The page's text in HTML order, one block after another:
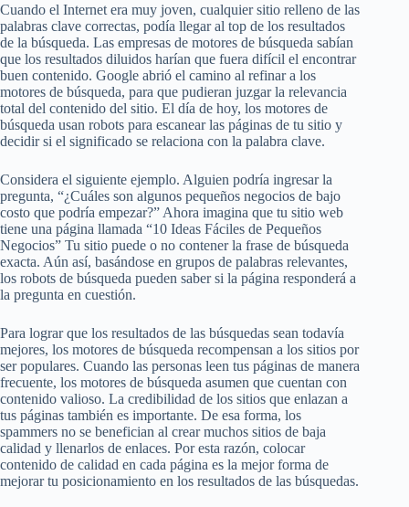
Cuando el Internet era muy joven, cualquier sitio relleno de las
palabras clave correctas, podía llegar al top de los resultados
de la búsqueda. Las empresas de motores de búsqueda sabían
que los resultados diluidos harían que fuera difícil el encontrar
buen contenido. Google abrió el camino al refinar a los
motores de búsqueda, para que pudieran juzgar la relevancia
total del contenido del sitio. El día de hoy, los motores de
búsqueda usan robots para escanear las páginas de tu sitio y
decidir si el significado se relaciona con la palabra clave.
Considera el siguiente ejemplo. Alguien podría ingresar la
pregunta, “¿Cuáles son algunos pequeños negocios de bajo
costo que podría empezar?” Ahora imagina que tu sitio web
tiene una página llamada “10 Ideas Fáciles de Pequeños
Negocios” Tu sitio puede o no contener la frase de búsqueda
exacta. Aún así, basándose en grupos de palabras relevantes,
los robots de búsqueda pueden saber si la página responderá a
la pregunta en cuestión.
Para lograr que los resultados de las búsquedas sean todavía
mejores, los motores de búsqueda recompensan a los sitios por
ser populares. Cuando las personas leen tus páginas de manera
frecuente, los motores de búsqueda asumen que cuentan con
contenido valioso. La credibilidad de los sitios que enlazan a
tus páginas también es importante. De esa forma, los
spammers no se benefician al crear muchos sitios de baja
calidad y llenarlos de enlaces. Por esta razón, colocar
contenido de calidad en cada página es la mejor forma de
mejorar tu posicionamiento en los resultados de las búsquedas.